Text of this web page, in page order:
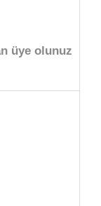
üye olunuz